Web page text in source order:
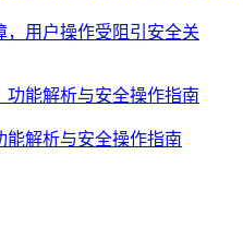
，用户操作受阻引安全关
能解析与安全操作指南